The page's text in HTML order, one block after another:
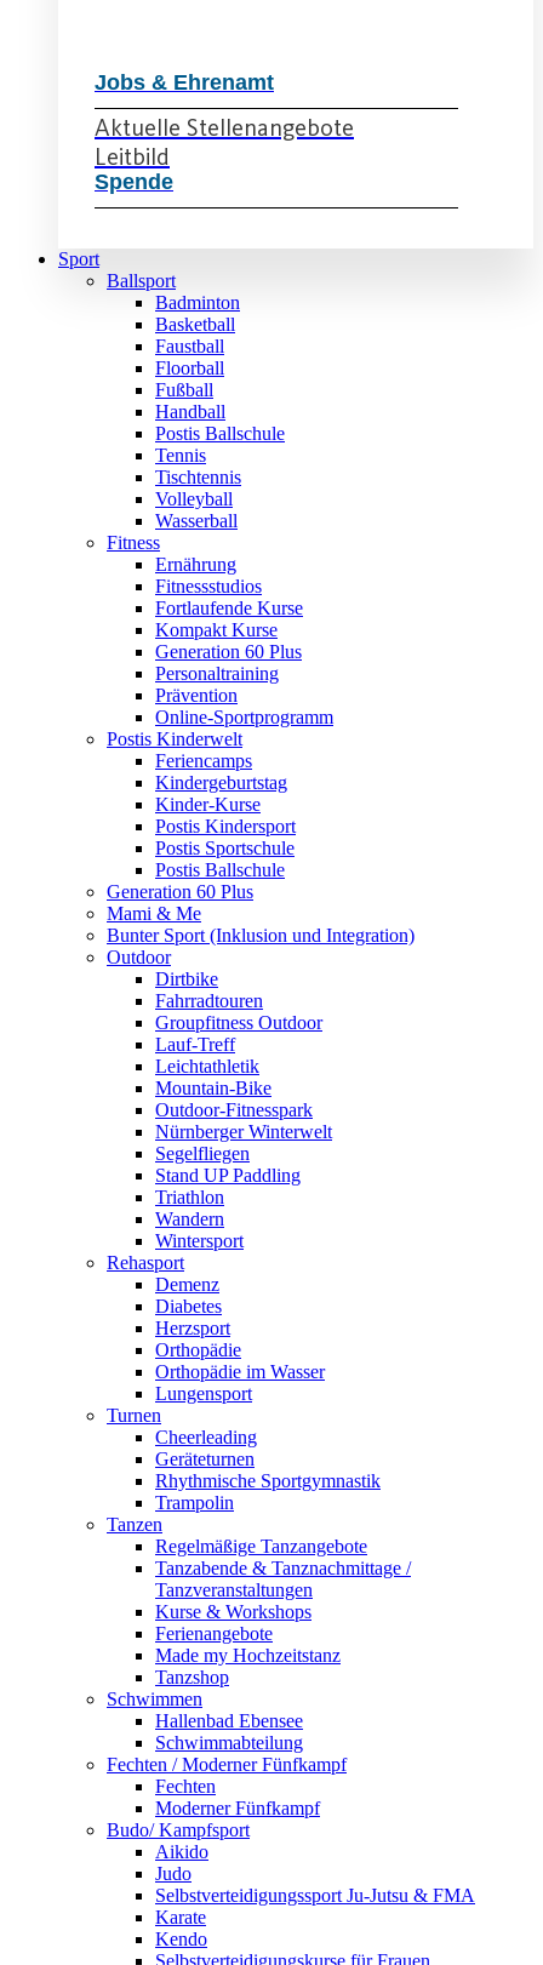
Jobs & Ehrenamt
Aktuelle Stellenangebote
Leitbild
Spende
Sport
Ballsport
Badminton
Basketball
Faustball
Floorball
Fußball
Handball
Postis Ballschule
Tennis
Tischtennis
Volleyball
Wasserball
Fitness
Ernährung
Fitnessstudios
Fortlaufende Kurse
Kompakt Kurse
Generation 60 Plus
Personaltraining
Prävention
Online-Sportprogramm
Postis Kinderwelt
Feriencamps
Kindergeburtstag
Kinder-Kurse
Postis Kindersport
Postis Sportschule
Postis Ballschule
Generation 60 Plus
Mami & Me
Bunter Sport (Inklusion und Integration)
Outdoor
Dirtbike
Fahrradtouren
Groupfitness Outdoor
Lauf-Treff
Leichtathletik
Mountain-Bike
Outdoor-Fitnesspark
Nürnberger Winterwelt
Segelfliegen
Stand UP Paddling
Triathlon
Wandern
Wintersport
Rehasport
Demenz
Diabetes
Herzsport
Orthopädie
Orthopädie im Wasser
Lungensport
Turnen
Cheerleading
Geräteturnen
Rhythmische Sportgymnastik
Trampolin
Tanzen
Regelmäßige Tanzangebote
Tanzabende & Tanznachmittage /
Tanzveranstaltungen
Kurse & Workshops
Ferienangebote
Made my Hochzeitstanz
Tanzshop
Schwimmen
Hallenbad Ebensee
Schwimmabteilung
Fechten / Moderner Fünfkampf
Fechten
Moderner Fünfkampf
Budo/ Kampfsport
Aikido
Judo
Selbstverteidigungssport Ju-Jutsu & FMA
Karate
Kendo
Selbstverteidigungskurse für Frauen